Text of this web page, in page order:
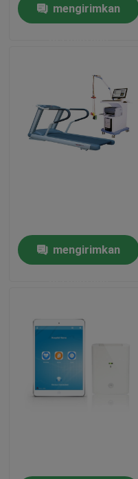
Produk
Kontrol kualitas
Permintaan Penawaran
Company News
mengirimkan
mengirimkan